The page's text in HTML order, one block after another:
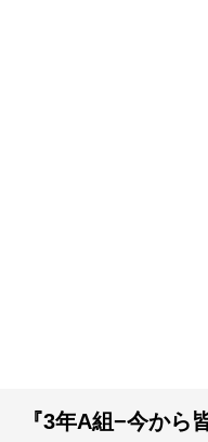
『3年A組−今から